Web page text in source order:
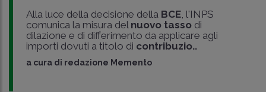
Alla luce della decisione della BCE, l'INPS
comunica la misura del nuovo tasso di
dilazione e di differimento da applicare agli
importi dovuti a titolo di contribuzio..
a cura di redazione Memento